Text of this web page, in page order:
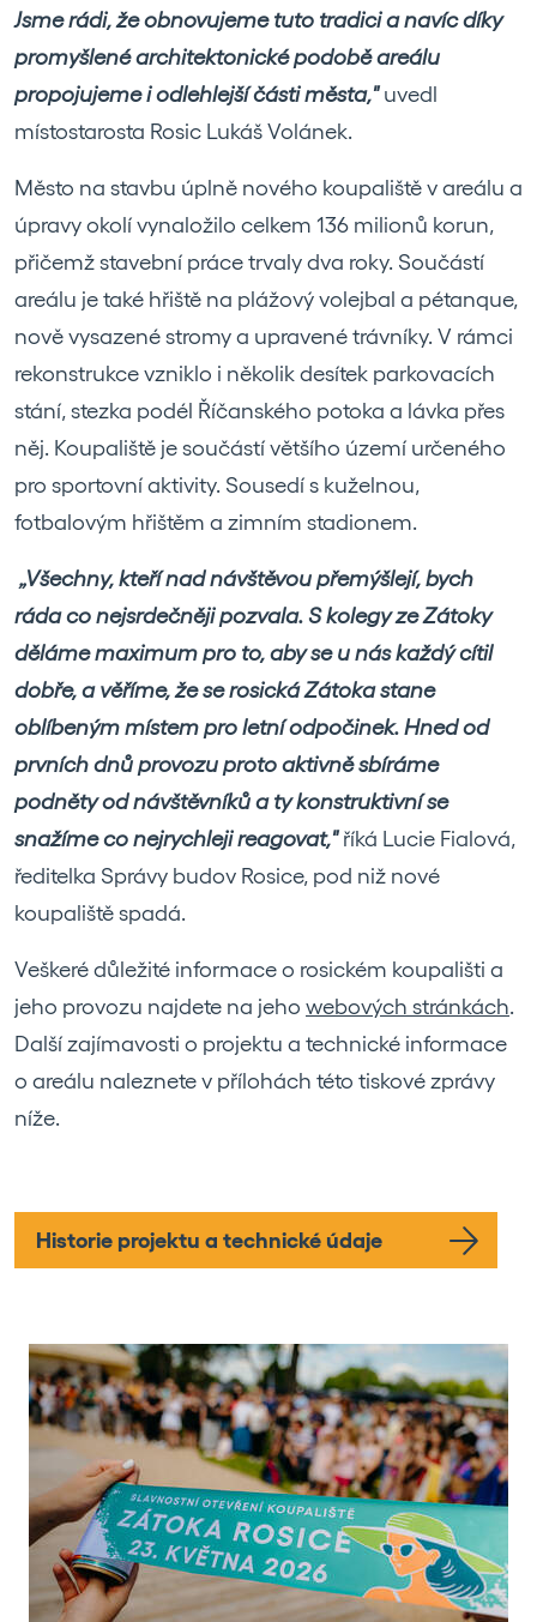
Jsme rádi, že obnovujeme tuto tradici a navíc díky
promyšlené architektonické podobě areálu
propojujeme i odlehlejší části města,"uvedl
místostarosta Rosic Lukáš Volánek.
Město na stavbu úplně nového koupaliště v areálu a
úpravy okolí vynaložilo celkem 136 milionů korun,
přičemž stavební práce trvaly dva roky. Součástí
areálu je také hřiště na plážový volejbal a pétanque,
nově vysazené stromy a upravené trávníky. V rámci
rekonstrukce vzniklo i několik desítek parkovacích
stání, stezka podél Říčanského potoka a lávka přes
něj. Koupaliště je součástí většího území určeného
pro sportovní aktivity. Sousedí s kuželnou,
fotbalovým hřištěm a zimním stadionem.
„Všechny, kteří nad návštěvou přemýšlejí, bych
ráda co nejsrdečněji pozvala. S kolegy ze Zátoky
děláme maximum pro to, aby se u nás každý cítil
dobře, a věříme, že se rosická Zátoka stane
oblíbeným místem pro letní odpočinek. Hned od
prvních dnů provozu proto aktivně sbíráme
podněty od návštěvníků a ty konstruktivní se
snažíme co nejrychleji reagovat,"říká Lucie Fialová,
ředitelka Správy budov Rosice, pod niž nové
koupaliště spadá.
Veškeré důležité informace o rosickém koupališti a
jeho provozu najdete na jeho webových stránkách.
Další zajímavosti o projektu a technické informace
o areálu naleznete v přílohách této tiskové zprávy
níže.
Historie projektu a technické údaje